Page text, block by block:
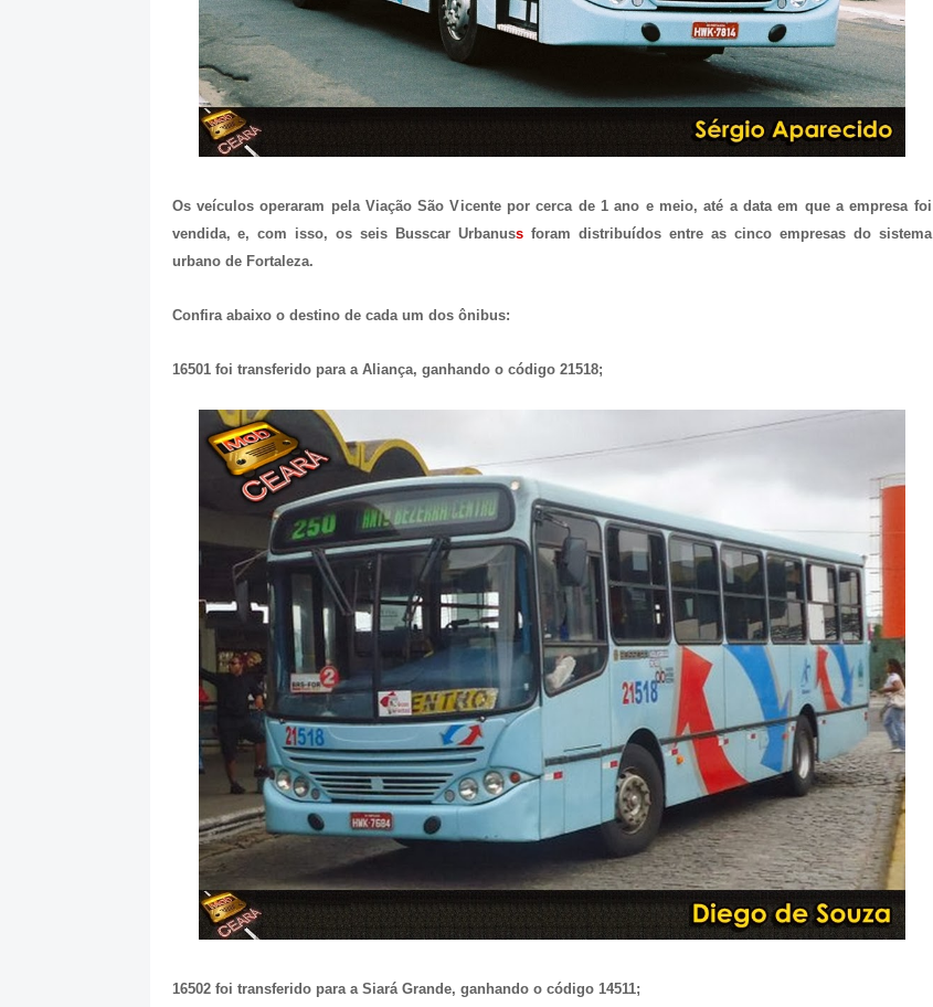
Os veículos operaram pela Viação São Vicente por cerca de 1 ano e meio, até a data em que a empresa foi
vendida, e, com isso, os seis Busscar Urbanuss foram distribuídos entre as cinco empresas do sistema
urbano de Fortaleza.
Confira abaixo o destino de cada um dos ônibus:
16501 foi transferido para a Aliança, ganhando o código 21518;
16502 foi transferido para a Siará Grande, ganhando o código 14511;